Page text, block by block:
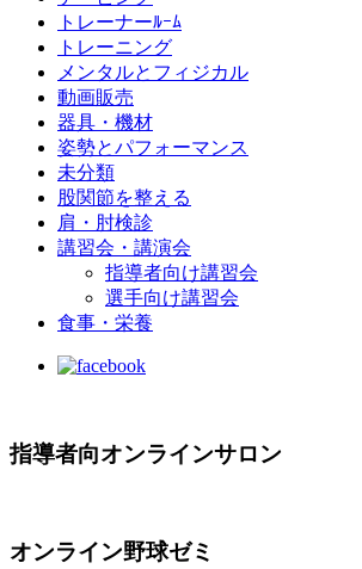
トレーナーﾙｰﾑ
トレーニング
メンタルとフィジカル
動画販売
器具・機材
姿勢とパフォーマンス
未分類
股関節を整える
肩・肘検診
講習会・講演会
指導者向け講習会
選手向け講習会
食事・栄養
指導者向オンラインサロン
オンライン野球ゼミ